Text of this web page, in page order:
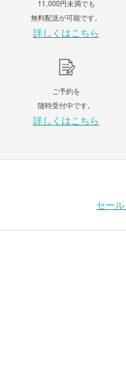
11,000円未満でも
無料配送が可能です。
詳しくはこちら
ご予約を
随時受付中です。
詳しくはこちら
セー